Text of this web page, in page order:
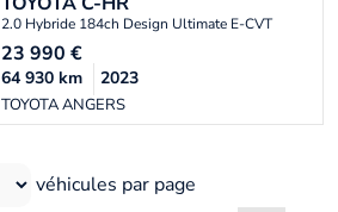
2.0 Hybride 184ch Design Ultimate E-CVT
23 990 €
TOYOTA ANGERS
64 930 km 2023
véhicules par page